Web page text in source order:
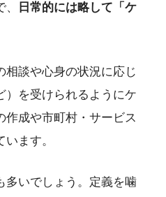
日常的には略して「ケ
相談や心身の状況に応じ
）を受けられるようにケ
作成や市町村・サービス
ます。
多いでしょう。定義を噛